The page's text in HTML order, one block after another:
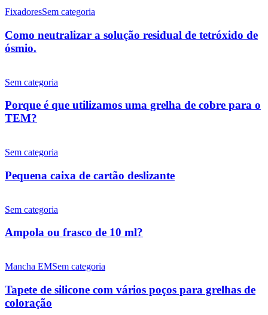
Soluções
e
melhores
neutralizar
solução
residual
de
ósmio.
FixadoresSem categoria
Como neutralizar a solução residual de tetróxido de
ósmio.
é
utilizamos
uma
grelha
para
TEM?
Sem categoria
Porque é que utilizamos uma grelha de cobre para o
TEM?
caixa
cartão
deslizante
Sem categoria
Pequena caixa de cartão deslizante
ou
de
Sem categoria
Ampola ou frasco de 10 ml?
de
com
vários
poços
Mancha EMSem categoria
Tapete de silicone com vários poços para grelhas de
coloração